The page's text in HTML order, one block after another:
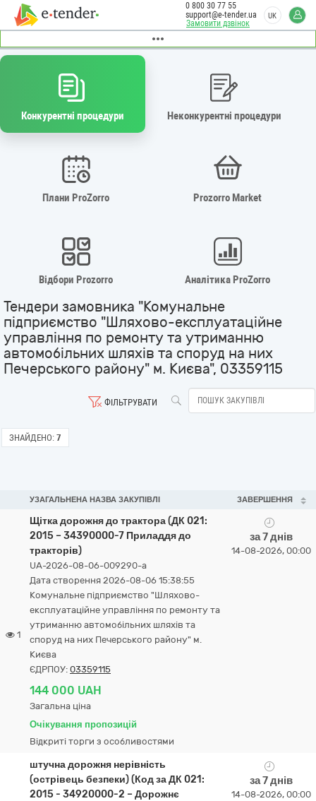
Замовити дзвінок
0 800 30 77 55
support@e-tender.ua
UK
Конкурентні процедури Неконкурентні процедури
Плани ProZorro Prozorro Market
Відбори Prozorro Аналітика ProZorro
Тендери замовника "Комунальне
підприємство "Шляхово-експлуатаційне
управління по ремонту та утриманню
автомобільних шляхів та споруд на них
Печерського району" м. Києва", 03359115
ФІЛЬТРУВАТИ
ЗНАЙДЕНО: 7
УЗАГАЛЬНЕНА НАЗВА ЗАКУПІВЛІ ЗАВЕРШЕННЯ
1
Щітка дорожня до трактора (ДК 021:
2015 – 34390000-7 Приладдя до
тракторів)
UA-2026-08-06-009290-a
Дата створення 2026-08-06 15:38:55
Комунальне підприємство "Шляхово-
експлуатаційне управління по ремонту та
утриманню автомобільних шляхів та
споруд на них Печерського району" м.
Києва
ЄДРПОУ: 03359115
144 000 UAH
Загальна ціна
Очікування пропозицій
Відкриті торги з особливостями
за 7 днів
14-08-2026, 00:00
штучна дорожня нерівність
(острівець безпеки) (Код за ДК 021:
2015 - 34920000-2 – Дорожнє
за 7 днів
14-08-2026, 00:00